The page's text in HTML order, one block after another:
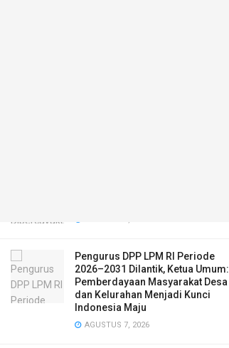
Pengurus DPP LPM RI Periode
2026–2031 Dilantik, Ketua Umum:
Pemberdayaan Masyarakat Desa
dan Kelurahan Menjadi Kunci
Indonesia Maju
AGUSTUS 7, 2026